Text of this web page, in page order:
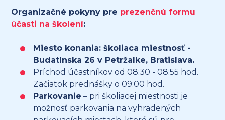
Organizačné pokyny pre prezenčnú formu
účasti na školení:
Miesto konania: školiaca miestnosť -
Budatínska 26 v Petržalke, Bratislava.
Príchod účastníkov od 08:30 - 08:55 hod.
Začiatok prednášky o 09:00 hod.
Parkovanie – pri školiacej miestnosti je
možnosť parkovania na vyhradených